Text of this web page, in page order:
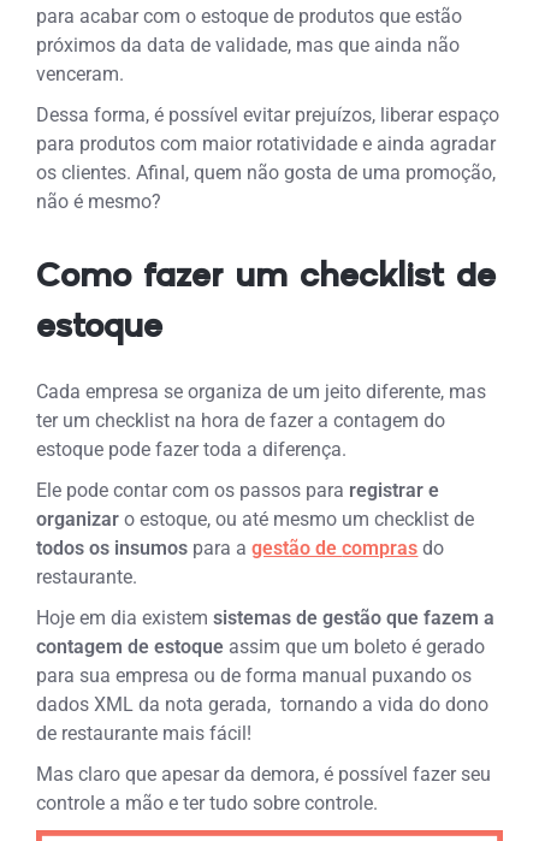
para acabar com o estoque de produtos que estão
próximos da data de validade, mas que ainda não
venceram.
Dessa forma, é possível evitar prejuízos, liberar espaço
para produtos com maior rotatividade e ainda agradar
os clientes. Afinal, quem não gosta de uma promoção,
não é mesmo?
Como fazer um checklist de
estoque
Cada empresa se organiza de um jeito diferente, mas
ter um checklist na hora de fazer a contagem do
estoque pode fazer toda a diferença.
Ele pode contar com os passos para registrar e
organizaro estoque, ou até mesmo um checklist de
todos os insumos para agestão decompras do
restaurante.
Hoje em dia existemsistemas de gestão que fazem a
contagem de estoque assim que um boleto é gerado
para sua empresa ou de forma manual puxando os
dados XML da nota gerada, tornando a vida do dono
de restaurante mais fácil!
Mas claro que apesar da demora, é possível fazer seu
controle a mão e ter tudo sobre controle.